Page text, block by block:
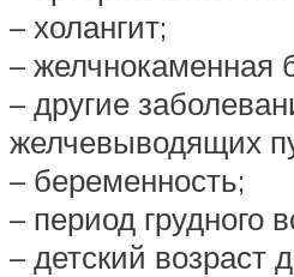
– холангит;
– желчнокаменная
– другие
желчевыводящих
– беременность;
– период грудного
– детский возраст